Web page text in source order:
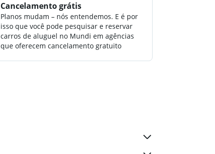
Cancelamento grátis
Planos mudam – nós entendemos. E é por
isso que você pode pesquisar e reservar
carros de aluguel no Mundi em agências
que oferecem cancelamento gratuito